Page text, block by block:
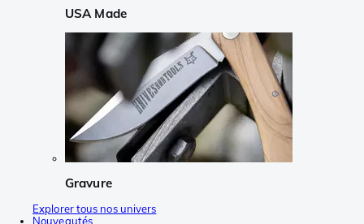
USA Made
Gravure
Explorer tous nos univers
Nouveautés